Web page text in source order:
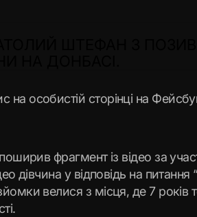
особистій сторінці на
фрагмент із відео за
дівчина у відповідь на
велися з місця, де 7